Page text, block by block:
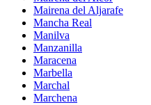
Mairena del Aljarafe
Mancha Real
Manilva
Manzanilla
Maracena
Marbella
Marchal
Marchena